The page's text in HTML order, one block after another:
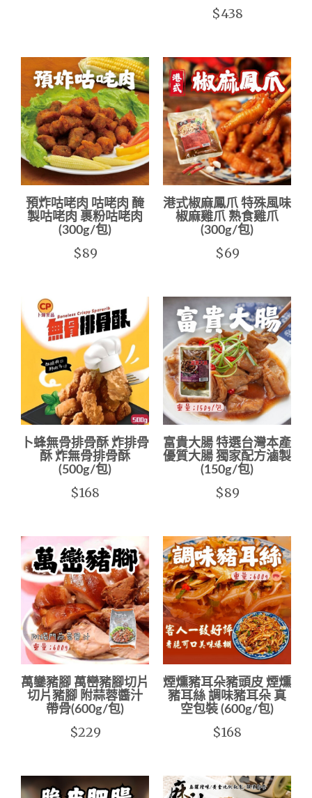
$438
預炸咕咾肉 咕咾肉 醃
製咕咾肉 裹粉咕咾肉
(300g/包)
$89
港式椒麻鳳爪 特殊風味
椒麻雞爪 熟食雞爪
(300g/包)
$69
卜蜂無骨排骨酥 炸排骨
酥 炸無骨排骨酥
(500g/包)
$168
富貴大腸 特選台灣本產
優質大腸 獨家配方滷製
(150g/包)
$89
萬鑾豬腳 萬巒豬腳切片
切片豬腳 附蒜蓉醬汁
帶骨(600g/包)
$229
煙燻豬耳朵豬頭皮 煙燻
豬耳絲 調味豬耳朵 真
空包裝 (600g/包)
$168